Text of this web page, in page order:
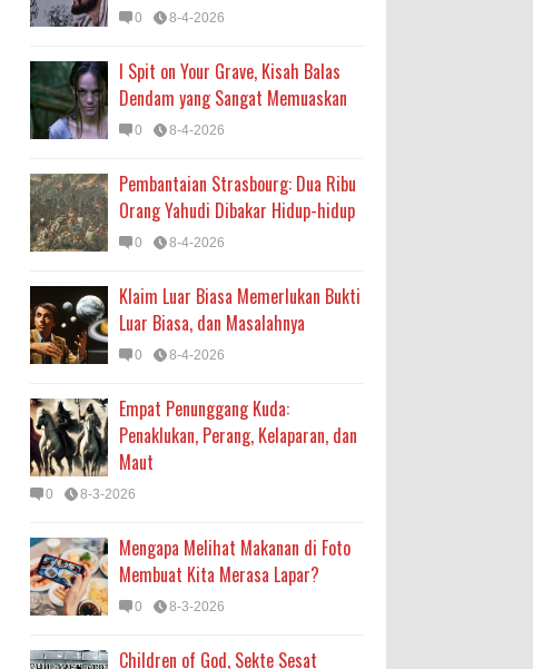
0 8-4-2026
I Spit on Your Grave, Kisah Balas
Dendam yang Sangat Memuaskan
0 8-4-2026
Pembantaian Strasbourg: Dua Ribu
Orang Yahudi Dibakar Hidup-hidup
0 8-4-2026
Klaim Luar Biasa Memerlukan Bukti
Luar Biasa, dan Masalahnya
0 8-4-2026
Empat Penunggang Kuda:
Penaklukan, Perang, Kelaparan, dan
Maut
0 8-3-2026
Mengapa Melihat Makanan di Foto
Membuat Kita Merasa Lapar?
0 8-3-2026
Children of God, Sekte Sesat